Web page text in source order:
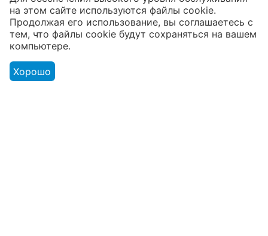
Пятновыводитель
3300 мл
5 2
Доступно: 168 шт.
5012₸
Морская свежесть
1100 мл
5 1
Доступно: 175 шт.
на этом сайте используются файлы cookie.
Продолжая его использование, вы соглашаетесь с
тем, что файлы cookie будут сохраняться на вашем
компьютере.
Хорошо